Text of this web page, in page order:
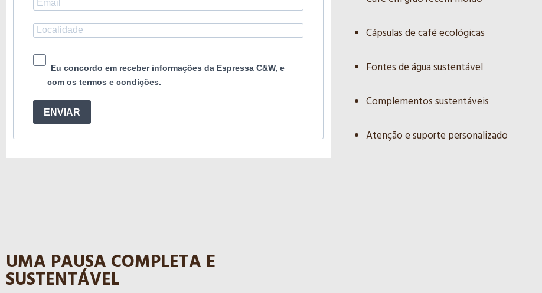
Eu concordo em receber informações da Espressa C&W, e
com os termos e condições.
ENVIAR
Cápsulas de café ecológicas
Fontes de água sustentável
Complementos sustentáveis
Atenção e suporte personalizado
UMA PAUSA COMPLETA E
SUSTENTÁVEL